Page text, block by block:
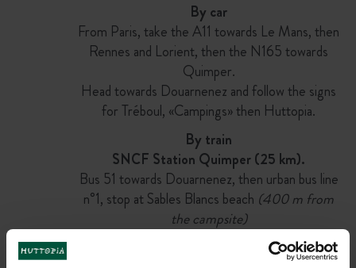
By car
From Paris, take the A11 towards Le Mans, then
Rennes and Lorient, then the N165 towards
Quimper.
Head towards Douarnenez and follow the signs
for Tréboul, «Campings» then Huttopia.
By train
SNCF Station Quimper (25 km).
Bus 51 towards Douarnenez, then urban bus line
n°1, stop at Sables Blancs beach (400 m from
the campsite)